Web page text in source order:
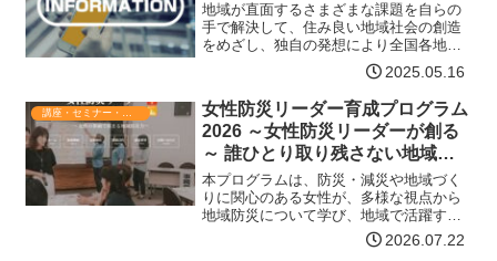
地域が直面するさまざまな課題を自らの
手で解決して、住み良い地域社会の創造
をめざし、独自の発想により全国各地で
活動に取り組んでいる地域活動団体等の
皆さまへ～活動の経験や知恵などのスト
ーリーをレポートとしてぜひお寄せくだ
さい～概要地域が直面する…【詳細はコ
チラ】
2025.05.16
講座・セミナー・表彰
女性防災リーダー育成プログラム
2026 ～女性防災リーダーが創る
～ 誰ひとり取り残さない地域防
災
本プログラムは、防災・減災や地域づく
りに関心のある女性が、多様な視点から
地域防災について学び、地域で活躍する
ための知識や実践力を身につける連続講
座です。これまで県内各地で87名の女性
2026.07.22